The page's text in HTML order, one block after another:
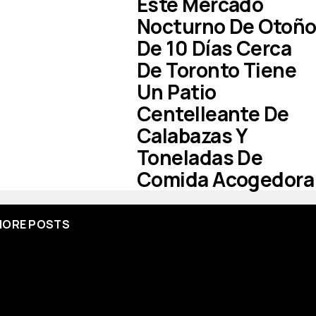
Nocturno De Otoño
De 10 Días Cerca
De Toronto Tiene
Un Patio
Centelleante De
Calabazas Y
Toneladas De
Comida Acogedora
POSTS